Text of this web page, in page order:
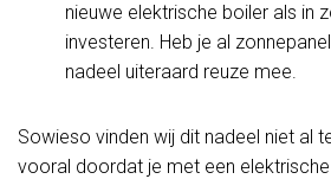
nieuwe elektrische boiler als in
investeren. Heb je al
nadeel uiteraard reuze mee.
Sowieso vinden wij dit nadeel niet al
vooral doordat je met een